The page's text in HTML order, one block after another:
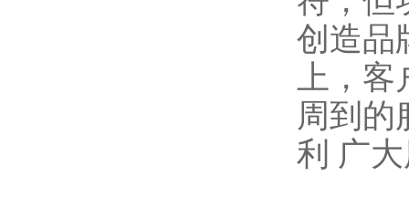
创造品
上，客
周到的
利 广